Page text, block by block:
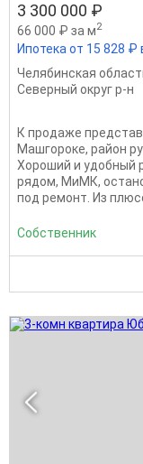
3 300 000 ₽
66 000 ₽ за м2
Ипотека от 15 828 ₽
Челябинская
Северный округ р-н
К продаже
Машгороке, район
Хороший и удобный
рядом, МиМК,
под ремонт. Из
Собственник